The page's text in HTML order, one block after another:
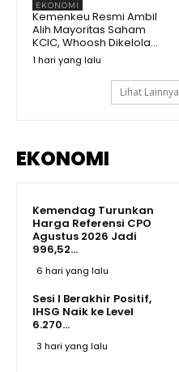
EKONOMI
Kemenkeu Resmi Ambil
Alih Mayoritas Saham
KCIC, Whoosh Dikelola...
1 hari yang lalu
Lihat Lainnya
EKONOMI
Kemendag Turunkan
Harga Referensi CPO
Agustus 2026 Jadi
996,52...
6 hari yang lalu
Sesi I Berakhir Positif,
IHSG Naik ke Level
6.270...
3 hari yang lalu